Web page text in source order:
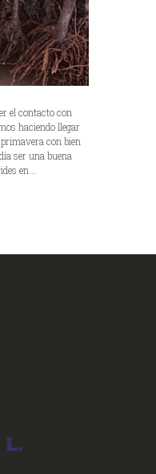
el contacto con
haciendo llegar
con bien
ser una buena
en...